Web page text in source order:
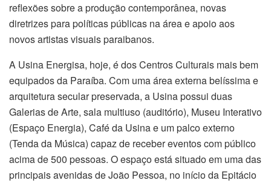
reflexões sobre a produção contemporânea, novas
diretrizes para políticas públicas na área e apoio aos
novos artistas visuais paraibanos.
A Usina Energisa, hoje, é dos Centros Culturais mais bem
equipados da Paraíba. Com uma área externa belíssima e
arquitetura secular preservada, a Usina possui duas
Galerias de Arte, sala multiuso (auditório), Museu Interativo
(Espaço Energia), Café da Usina e um palco externo
(Tenda da Música) capaz de receber eventos com público
acima de 500 pessoas. O espaço está situado em uma das
principais avenidas de João Pessoa, no início da Epitácio